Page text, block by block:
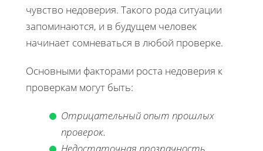
чувство недоверия. Такого рода ситуации
запоминаются, и в будущем человек
начинает сомневаться в любой проверке.
Основными факторами роста недоверия к
проверкам могут быть:
Отрицательный опыт прошлых
проверок.
Недостаточная прозрачность